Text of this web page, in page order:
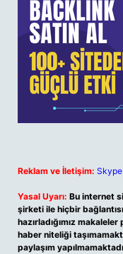
Reklam ve İletişim:
Yasal Uyarı: Bu internet
şirketi ile hiçbir
hazırladığımız
haber niteliği
paylaşım